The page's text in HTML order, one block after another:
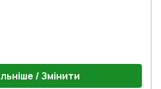
/ Змінити